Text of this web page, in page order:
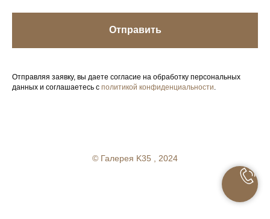
Отправить
Отправляя заявку, вы даете согласие на обработку персональных
данных и соглашаетесь с политикой конфиденциальности.
© Галерея K35 , 2024